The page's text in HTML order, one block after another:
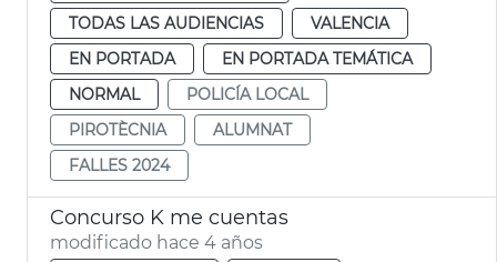
TODAS LAS AUDIENCIAS
VALENCIA
EN PORTADA
EN PORTADA TEMÁTICA
NORMAL
POLICÍA LOCAL
PIROTÈCNIA
ALUMNAT
FALLES 2024
Concurso K me cuentas
modificado hace 4 años